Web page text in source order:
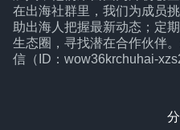
在出海社群里，我们为成员
助出海人把握最新动态；定
生态圈，寻找潜在合作伙伴
信（ID：wow36krchuhai-